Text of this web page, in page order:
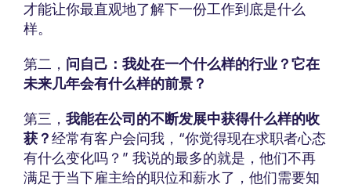
才能让你最直观地了解下一份工作到底是什么
样。
第二， 问自己：我处在一个什么样的行业？它在
未来几年会有什么样的前景？
第三， 我能在公司的不断发展中获得什么样的收
获？经常有客户会问我，“你觉得现在求职者心态
有什么变化吗？” 我说的最多的就是，他们不再
满足于当下雇主给的职位和薪水了，他们需要知